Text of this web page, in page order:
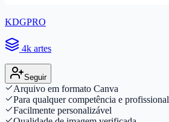
KDGPRO
4k artes
Seguir
Arquivo em formato Canva
Para qualquer competência e profissional
Facilmente personalizável